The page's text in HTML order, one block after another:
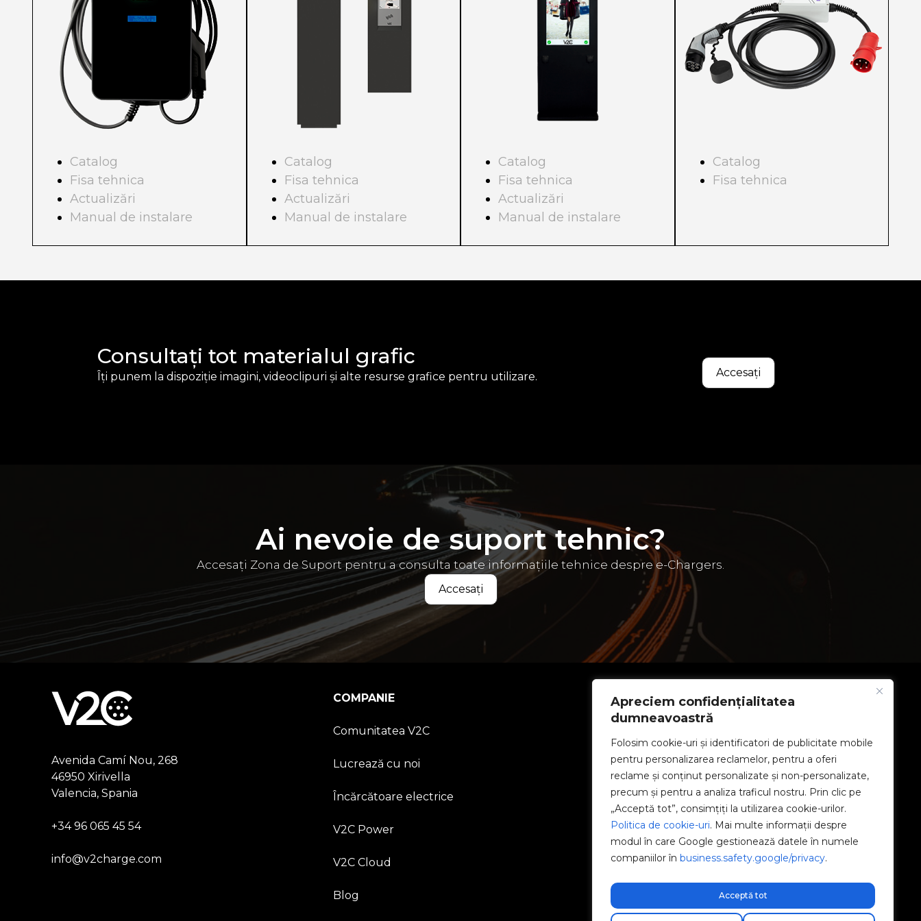
Apreciem confidențialitatea
dumneavoastră
Folosim cookie-uri și identificatori de publicitate mobile
pentru personalizarea reclamelor, pentru a oferi
reclame și conținut personalizate și non-personalizate,
precum și pentru a analiza traficul nostru. Prin clic pe
„Acceptă tot”, consimțiți la utilizarea cookie-urilor.
Politica de cookie-uri. Mai multe informații despre
modul în care Google gestionează datele în numele
companiilor în business.safety.google/privacy.
Acceptă tot
Catalog
Fisa tehnica
Actualizări
Manual de instalare
Catalog
Fisa tehnica
Actualizări
Manual de instalare
Catalog
Fisa tehnica
Actualizări
Manual de instalare
Catalog
Fisa tehnica
Consultați tot materialul grafic
Îți punem la dispoziție imagini, videoclipuri și alte resurse grafice pentru utilizare. Accesați
Ai nevoie de suport tehnic?
Accesați Zona de Suport pentru a consulta toate informațiile tehnice despre e-Chargers.
Accesați
Avenida Camí Nou, 268
46950 Xirivella
Valencia, Spania
+34 96 065 45 54
info@v2charge.com
COMPANIE
Comunitatea V2C
Lucrează cu noi
Încărcătoare electrice
V2C Power
V2C Cloud
Blog
JURIDIC
Aviz juridic
Politica de cookie-uri
Canal etic
Politica de calitate
Gestionează cookie-urile